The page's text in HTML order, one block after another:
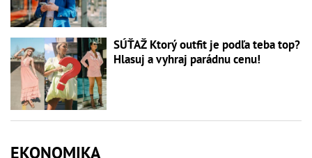
SÚŤAŽ Ktorý outfit je podľa teba top?
Hlasuj a vyhraj parádnu cenu!
EKONOMIKA